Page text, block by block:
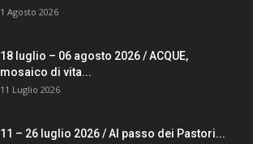
1 Agosto 2026
18 luglio – 06 agosto 2026 / ACQUE,
mosaico di vita...
11 Luglio 2026
11 – 26 luglio 2026 / Al passo dei Pastori...